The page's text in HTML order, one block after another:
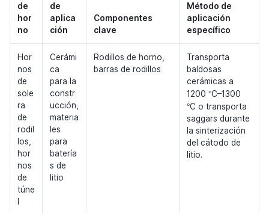
de
hor
no
de
aplica
ción
Componentes
clave
Método de
aplicación
específico
Hor
nos
de
sole
ra
de
rodil
los,
hor
nos
de
túne
Cerámi
ca
para la
constr
ucción,
materia
les
para
batería
s de
litio
Rodillos de horno,
barras de rodillos
Transporta
baldosas
cerámicas a
1200 °C–1300
°C o transporta
saggars durante
la sinterización
del cátodo de
litio.